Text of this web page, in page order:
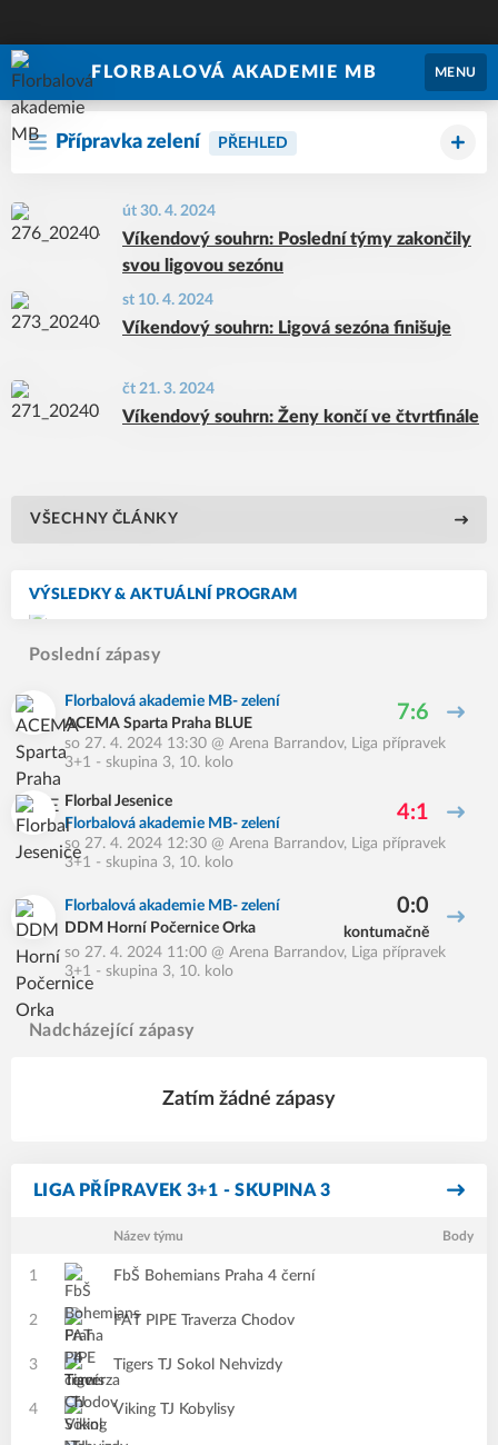
FLORBALOVÁ AKADEMIE MB MENU
Přípravka zelení PŘEHLED
út 30. 4. 2024
Víkendový souhrn: Poslední týmy zakončily
svou ligovou sezónu
st 10. 4. 2024
Víkendový souhrn: Ligová sezóna finišuje
čt 21. 3. 2024
Víkendový souhrn: Ženy končí ve čtvrtfinále
VŠECHNY ČLÁNKY
VÝSLEDKY & AKTUÁLNÍ PROGRAM
Poslední zápasy
Florbalová akademie MB- zelení
ACEMA Sparta Praha BLUE
7:6
so 27. 4. 2024 13:30 @ Arena Barrandov, Liga přípravek
3+1 - skupina 3, 10. kolo
Florbal Jesenice
Florbalová akademie MB- zelení
4:1
so 27. 4. 2024 12:30 @ Arena Barrandov, Liga přípravek
3+1 - skupina 3, 10. kolo
Florbalová akademie MB- zelení
DDM Horní Počernice Orka
0:0
kontumačně
so 27. 4. 2024 11:00 @ Arena Barrandov, Liga přípravek
3+1 - skupina 3, 10. kolo
Nadcházející zápasy
Zatím žádné zápasy
LIGA PŘÍPRAVEK 3+1 - SKUPINA 3
Název týmu Body
1 FbŠ Bohemians Praha 4 černí
2 FAT PIPE Traverza Chodov
3 Tigers TJ Sokol Nehvizdy
4 Viking TJ Kobylisy